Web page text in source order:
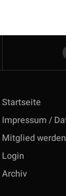
Startseite
Impressum /
Mitglied werden
Login
Archiv